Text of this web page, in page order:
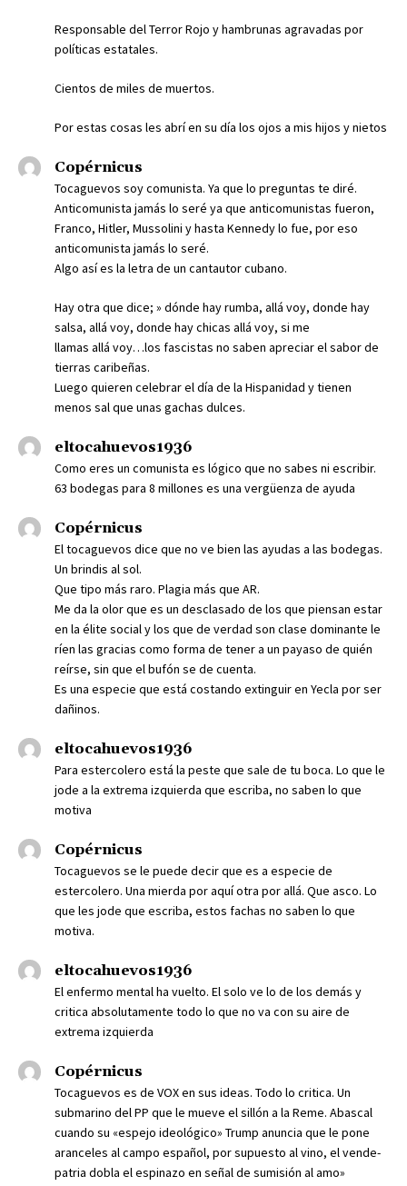
Responsable del Terror Rojo y hambrunas agravadas por
políticas estatales.
Cientos de miles de muertos.
Por estas cosas les abrí en su día los ojos a mis hijos y nietos
Copérnicus
Tocaguevos soy comunista. Ya que lo preguntas te diré.
Anticomunista jamás lo seré ya que anticomunistas fueron,
Franco, Hitler, Mussolini y hasta Kennedy lo fue, por eso
anticomunista jamás lo seré.
Algo así es la letra de un cantautor cubano.
Hay otra que dice; » dónde hay rumba, allá voy, donde hay
salsa, allá voy, donde hay chicas allá voy, si me
llamas allá voy…los fascistas no saben apreciar el sabor de
tierras caribeñas.
Luego quieren celebrar el día de la Hispanidad y tienen
menos sal que unas gachas dulces.
eltocahuevos1936
Como eres un comunista es lógico que no sabes ni escribir.
63 bodegas para 8 millones es una vergüenza de ayuda
Copérnicus
El tocaguevos dice que no ve bien las ayudas a las bodegas.
Un brindis al sol.
Que tipo más raro. Plagia más que AR.
Me da la olor que es un desclasado de los que piensan estar
en la élite social y los que de verdad son clase dominante le
ríen las gracias como forma de tener a un payaso de quién
reírse, sin que el bufón se de cuenta.
Es una especie que está costando extinguir en Yecla por ser
dañinos.
eltocahuevos1936
Para estercolero está la peste que sale de tu boca. Lo que le
jode a la extrema izquierda que escriba, no saben lo que
motiva
Copérnicus
Tocaguevos se le puede decir que es a especie de
estercolero. Una mierda por aquí otra por allá. Que asco. Lo
que les jode que escriba, estos fachas no saben lo que
motiva.
eltocahuevos1936
El enfermo mental ha vuelto. El solo ve lo de los demás y
critica absolutamente todo lo que no va con su aire de
extrema izquierda
Copérnicus
Tocaguevos es de VOX en sus ideas. Todo lo critica. Un
submarino del PP que le mueve el sillón a la Reme. Abascal
cuando su «espejo ideológico» Trump anuncia que le pone
aranceles al campo español, por supuesto al vino, el vende-
patria dobla el espinazo en señal de sumisión al amo»